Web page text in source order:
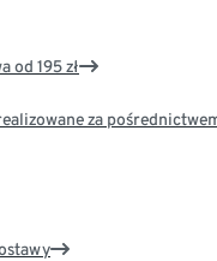
od 195 zł
za